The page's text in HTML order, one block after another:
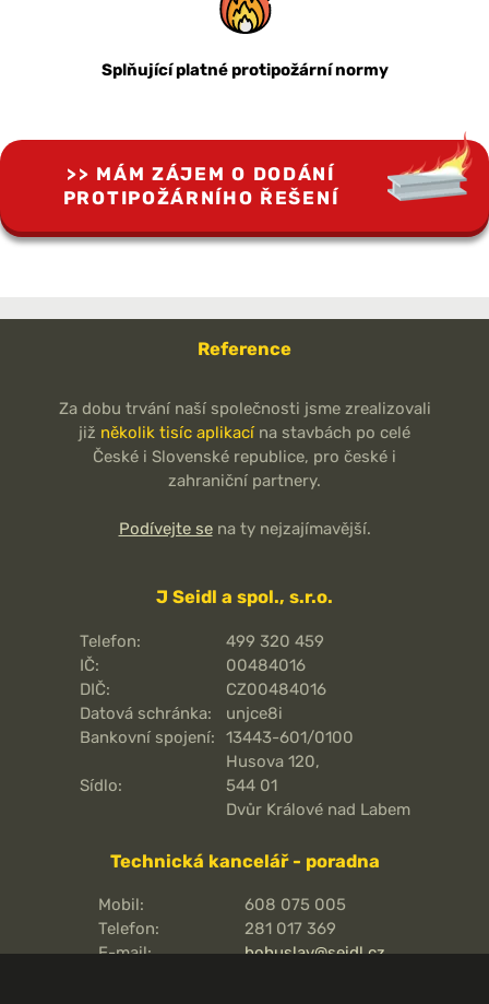
Splňující platné protipožární normy
MÁM ZÁJEM O DODÁNÍ
PROTIPOŽÁRNÍHO ŘEŠENÍ
Reference
Za dobu trvání naší společnosti jsme zrealizovali
již několik tisíc aplikací na stavbách po celé
České i Slovenské republice, pro české i
zahraniční partnery.
Podívejte sena ty nejzajímavější.
J Seidl a spol., s.r.o.
Telefon:
499 320 459
IČ:
00484016
DIČ:
CZ00484016
Datová schránka:
unjce8i
Bankovní spojení:
13443-601/0100
Sídlo:
Husova 120,
544 01
Dvůr Králové nad Labem
Technická kancelář - poradna
Mobil:
608 075 005
Telefon:
281 017 369
E-mail:
bohuslav@seidl.cz